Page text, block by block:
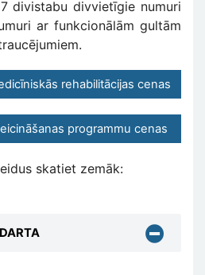
divistabu divvietīgie numuri
ar funkcionālām gultām
rehabilitācijas cenas
programmu cenas
skatiet zemāk: